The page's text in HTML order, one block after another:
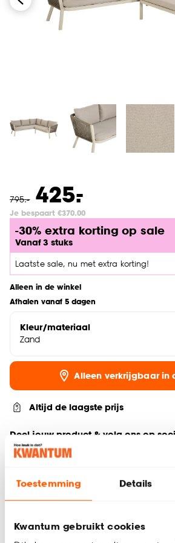
Toestemming Details
Kwantum gebruikt cookies
795.- 425.
-
Je bespaart €370.00
-30% extra korting op sale
Vanaf 3 stuks
Laatste sale, nu met extra korting!
Alleen in de winkel
Afhalen vanaf 5 dagen
Kleur/materiaal
Zand
Alleen verkrijgbaar in
Altijd de laagste prijs
Deel jouw product & volg ons op
Productomschrijving
Hoekelementen: ja
Afmetingen totale loungebank: